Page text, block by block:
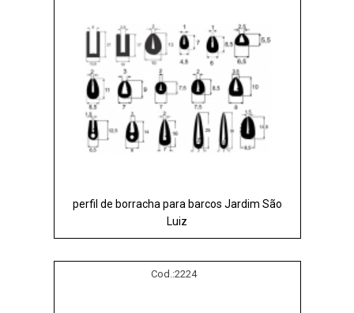
perfil de borracha para barcos Jardim São
Luiz
Cod.:2224